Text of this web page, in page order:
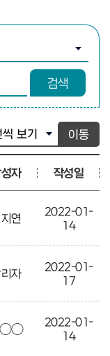
검색
이동
자 작성일
연
2022-01-
14
자
2022-01-
17
○○
2022-01-
14